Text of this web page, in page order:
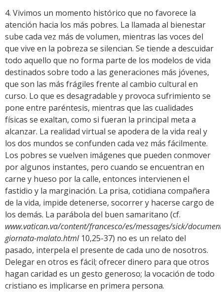
4. Vivimos un momento histórico que no favorece la
atención hacia los más pobres. La llamada al bienestar
sube cada vez más de volumen, mientras las voces del
que vive en la pobreza se silencian. Se tiende a descuidar
todo aquello que no forma parte de los modelos de vida
destinados sobre todo a las generaciones más jóvenes,
que son las más frágiles frente al cambio cultural en
curso. Lo que es desagradable y provoca sufrimiento se
pone entre paréntesis, mientras que las cualidades
físicas se exaltan, como si fueran la principal meta a
alcanzar. La realidad virtual se apodera de la vida real y
los dos mundos se confunden cada vez más fácilmente.
Los pobres se vuelven imágenes que pueden conmover
por algunos instantes, pero cuando se encuentran en
carne y hueso por la calle, entonces intervienen el
fastidio y la marginación. La prisa, cotidiana compañera
de la vida, impide detenerse, socorrer y hacerse cargo de
los demás. La parábola del buen samaritano (cf.
www.vatican.va/content/francesco/es/messages/sick/
giornata-malato.html 10,25-37) no es un relato del
pasado, interpela el presente de cada uno de nosotros.
Delegar en otros es fácil; ofrecer dinero para que otros
hagan caridad es un gesto generoso; la vocación de todo
cristiano es implicarse en primera persona.